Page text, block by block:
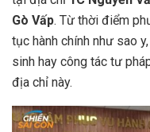
Gò Vấp. Từ thời điểm
tục hành chính như sao
sinh hay công tác tư
địa chỉ này.